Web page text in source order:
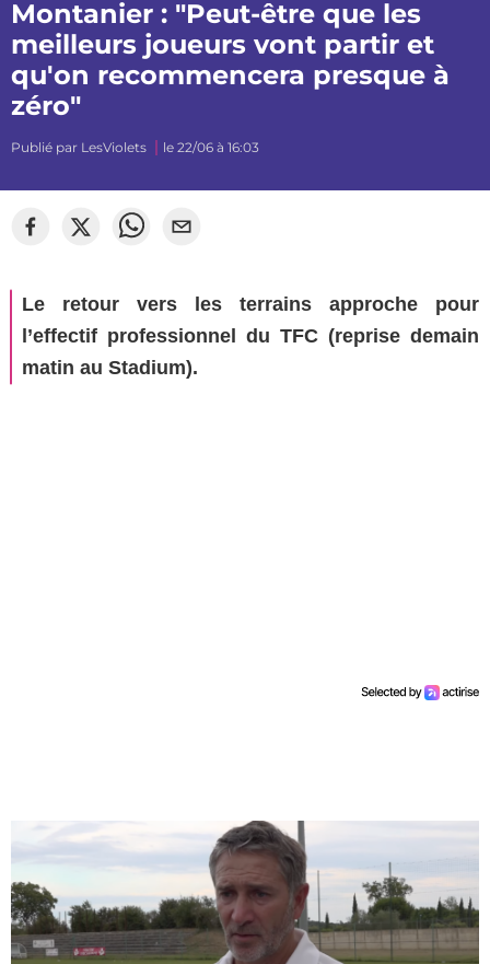
Montanier : "Peut-être que les
meilleurs joueurs vont partir et
qu'on recommencera presque à
zéro"
Publié par LesViolets le 22/06 à 16:03
Le retour vers les terrains approche pour
l’effectif professionnel du TFC (reprise demain
matin au Stadium).